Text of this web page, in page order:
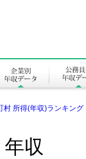
村 所得(年収)ランキング
収